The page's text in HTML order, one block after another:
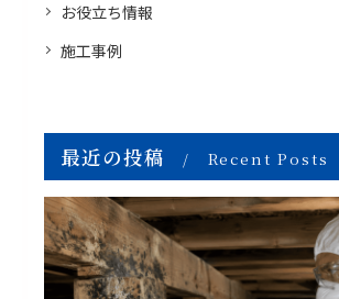
お役立ち情報
施工事例
最近の投稿 Recent Posts